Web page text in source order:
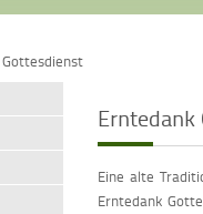
Eine alte
Erntedank